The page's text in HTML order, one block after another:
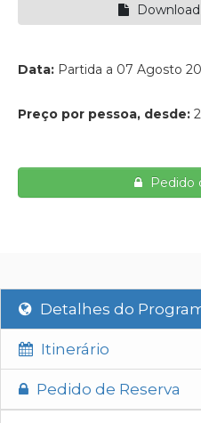
Data: Partida a 07 Agosto
Preço por pessoa, desde:
Pedido
Detalhes do
Itinerário
Pedido de Reserva